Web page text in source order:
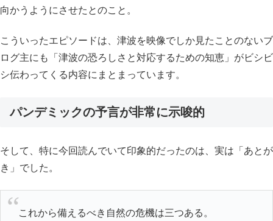
向かうようにさせたとのこと。
こういったエピソードは、津波を映像でしか見たことのないブ
ログ主にも「津波の恐ろしさと対応するための知恵」がビシビ
シ伝わってくる内容にまとまっています。
パンデミックの予言が非常に示唆的
そして、特に今回読んでいて印象的だったのは、実は「あとが
き」でした。
これから備えるべき自然の危機は三つある。